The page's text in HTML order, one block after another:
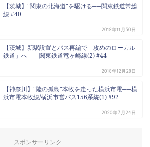
【茨城】"関東の北海道"を駆ける──関東鉄道常総
線 #40
2018年11月30日
【茨城】新駅設置とバス再編で「攻めのローカル
鉄道」へ――関東鉄道竜ヶ崎線(2) #44
2018年12月28日
【神奈川】"陸の孤島"本牧を走った横浜市電──横
浜市電本牧線/横浜市営バス156系統(1) #92
2020年7月24日
スポンサーリンク